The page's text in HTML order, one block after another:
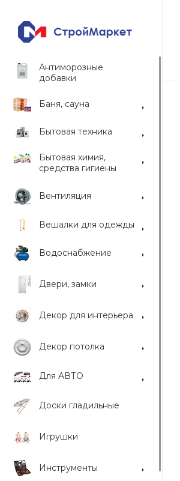
Антиморозные
добавки
Баня, сауна
Бытовая техника
Бытовая химия,
средства гигиены
Вентиляция
Вешалки для одежды
Водоснабжение
Двери, замки
Декор для интерьера
Декор потолка
Для АВТО
Доски гладильные
Игрушки
Инструменты